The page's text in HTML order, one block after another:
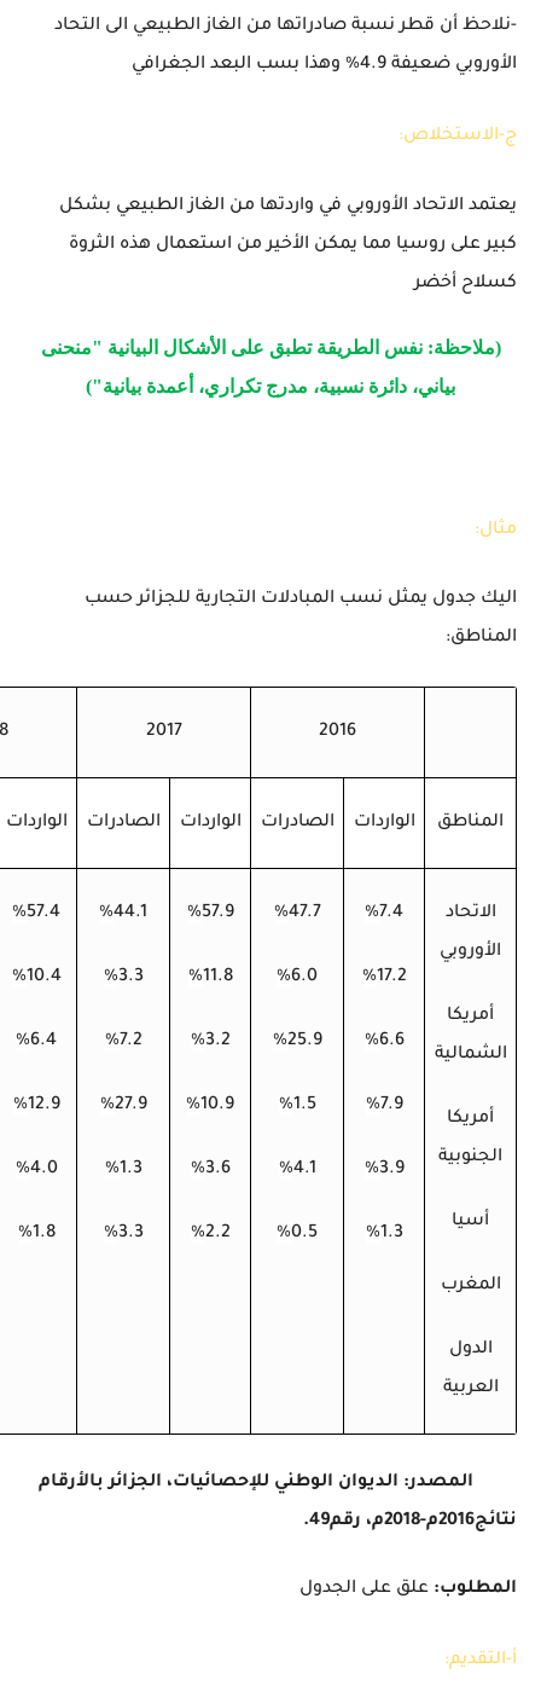
-نلاحظ أن قطر نسبة صادراتها من الغاز الطبيعي الى التحاد
الأوروبي ضعيفة 4.9
% وهذا بسب البعد الجغرافي
ج-الاستخلاص:
يعتمد الاتحاد الأوروبي في واردتها من الغاز الطبيعي بشكل
كبير على روسيا مما يمكن الأخير من استعمال هذه الثروة
كسلاح أخضر
(ملاحظة: نفس الطريقة تطبق على الأشكال البيانية "منحنى
بياني، دائرة نسبية، مدرج تكراري، أعمدة بيانية")
مثال:
اليك جدول يمثل نسب المبادلات التجارية للجزائر حسب
المناطق:
2016
2017
المناطق الواردات الصادرات الواردات الصادرات الواردات
الاتحاد
الأوروبي
أمريكا
الشمالية
أمريكا
الجنوبية
أسيا
المغرب
الدول
العربية
7.4
%
17.2
%
6.6
%
7.9
%
3.9
%
1.3
%
47.7
%
6.0
%
25.9
%
1.5
%
4.1
%
0.5
%
57.9
%
11.8
%
3.2
%
10.9
%
3.6
%
2.2
%
44.1
%
3.3
%
7.2
%
27.9
%
1.3
%
3.3
%
57.4
%
10.4
%
6.4
%
12.9
%
4.0
%
1.8
%
المصدر: الديوان الوطني للإحصائيات، الجزائر بالأرقام
نتائج2016م-2018م، رقم49.
المطلوب: علق على الجدول
أ-التقديم: